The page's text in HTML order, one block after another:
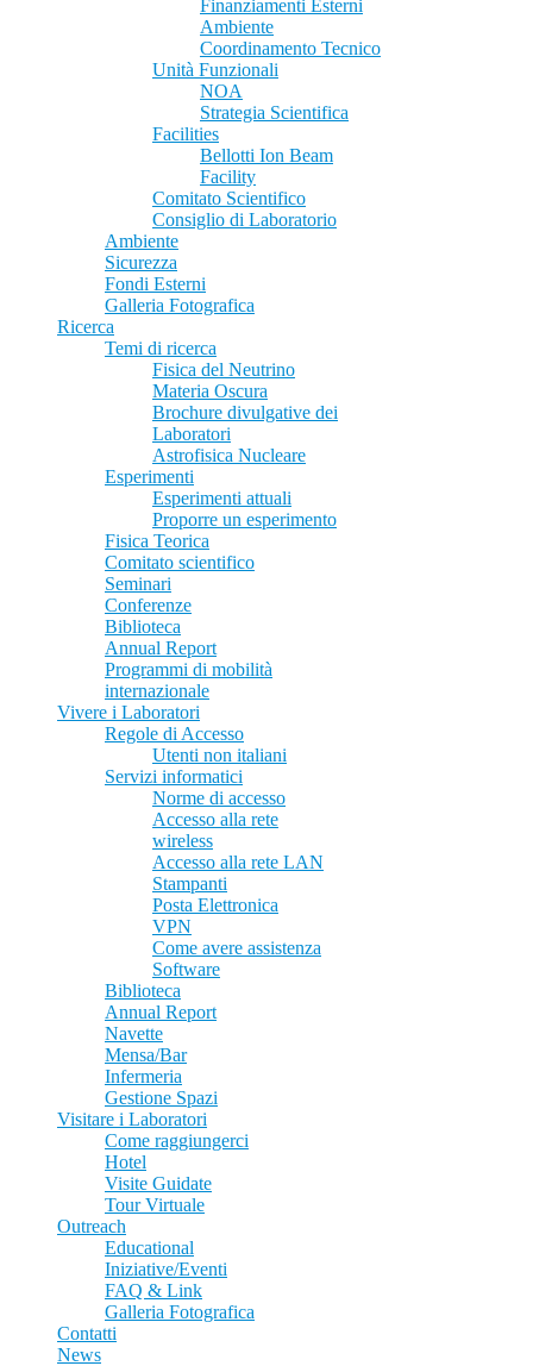
Finanziamenti Esterni
Ambiente
Coordinamento Tecnico
Unità Funzionali
NOA
Strategia Scientifica
Facilities
Bellotti Ion Beam
Facility
Comitato Scientifico
Consiglio di Laboratorio
Ambiente
Sicurezza
Fondi Esterni
Galleria Fotografica
Ricerca
Temi di ricerca
Fisica del Neutrino
Materia Oscura
Brochure divulgative dei
Laboratori
Astrofisica Nucleare
Esperimenti
Esperimenti attuali
Proporre un esperimento
Fisica Teorica
Comitato scientifico
Seminari
Conferenze
Biblioteca
Annual Report
Programmi di mobilità
internazionale
Vivere i Laboratori
Regole di Accesso
Utenti non italiani
Servizi informatici
Norme di accesso
Accesso alla rete
wireless
Accesso alla rete LAN
Stampanti
Posta Elettronica
VPN
Come avere assistenza
Software
Biblioteca
Annual Report
Navette
Mensa/Bar
Infermeria
Gestione Spazi
Visitare i Laboratori
Come raggiungerci
Hotel
Visite Guidate
Tour Virtuale
Outreach
Educational
Iniziative/Eventi
FAQ & Link
Galleria Fotografica
Contatti
News